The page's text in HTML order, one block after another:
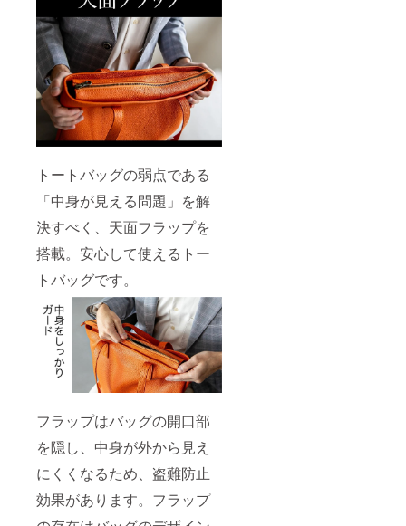
トートバッグの弱点である
「中身が見える問題」を解
決すべく、天面フラップを
搭載。安心して使えるトー
トバッグです。
フラップはバッグの開口部
を隠し、中身が外から見え
にくくなるため、盗難防止
効果があります。フラップ